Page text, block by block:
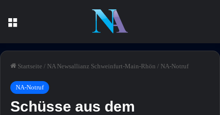
Startseite / NA Newsallianz Schweinfurt-Main-Rhön / NA-Notruf
NA-Notruf
Schüsse aus dem